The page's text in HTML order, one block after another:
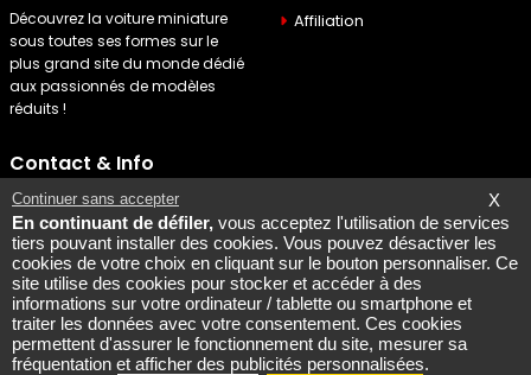
Découvrez la voiture miniature
sous toutes ses formes sur le
plus grand site du monde dédié
aux passionnés de modèles
réduits !
Affiliation
Contact & Info
Maquette Mobylette
SEO parLaurent Bousquet
Page consultee le 2026 08
06
Mais pourquoi le KI87 2026
08 06
X
Continuer sans accepter
En continuant de défiler, vous acceptez l'utilisation de services
tiers pouvant installer des cookies. Vous pouvez désactiver les
cookies de votre choix en cliquant sur le bouton personnaliser. Ce
site utilise des cookies pour stocker et accéder à des
informations sur votre ordinateur / tablette ou smartphone et
traiter les données avec votre consentement. Ces cookies
permettent d'assurer le fonctionnement du site, mesurer sa
fréquentation et afficher des publicités personnalisées.